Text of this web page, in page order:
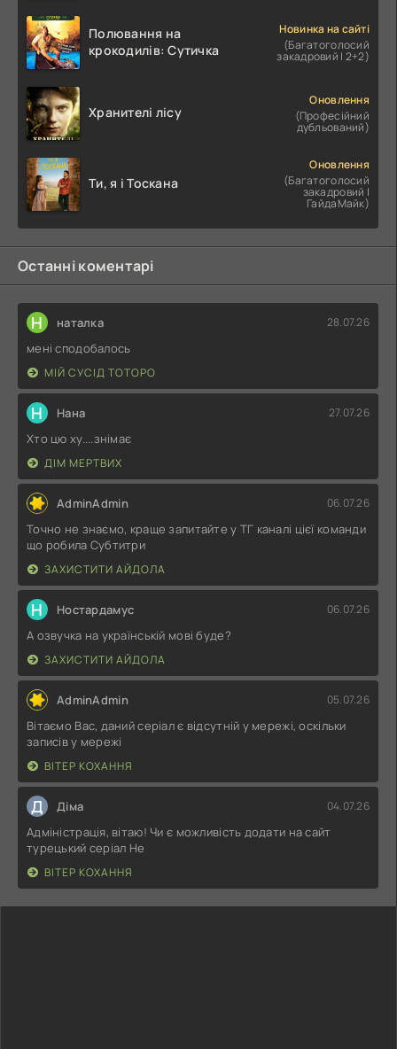
Полювання на
крокодилів: Сутичка
Новинка на сайті
(Багатоголосий
закадровий | 2+2)
Хранителі лісу
Оновлення
(Професійний
дубльований)
Ти, я і Тоскана
Оновлення
(Багатоголосий
закадровий |
ГайдаМайк)
Останні коментарі
Н наталка 28.07.26
мені сподобалось
МІЙ СУСІД ТОТОРО
Н Нана 27.07.26
Хто цю ху....знімає
ДІМ МЕРТВИХ
AdminAdmin 06.07.26
Точно не знаємо, краще запитайте у ТГ каналі цієї команди
що робила Субтитри
ЗАХИСТИТИ АЙДОЛА
Н Ностардамус 06.07.26
А озвучка на українській мові буде?
ЗАХИСТИТИ АЙДОЛА
AdminAdmin 05.07.26
Вітаємо Вас, даний серіал є відсутній у мережі, оскільки
записів у мережі
ВІТЕР КОХАННЯ
Д Діма 04.07.26
Адміністрація, вітаю! Чи є можливість додати на сайт
турецький серіал Не
ВІТЕР КОХАННЯ